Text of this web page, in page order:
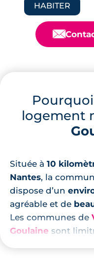
HABITER
📧
logement
Située à 10
Nantes, la
dispose d’un
agréable et de
Les communes de
Goulaine sont